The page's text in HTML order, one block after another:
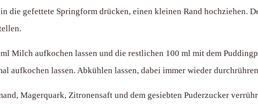
die gefettete Springform drücken, einen kleinen Rand hochziehen.
Milch aufkochen lassen und die restlichen 100 ml mit dem
aufkochen lassen. Abkühlen lassen, dabei immer wieder
Magerquark, Zitronensaft und dem gesiebten Puderzucker